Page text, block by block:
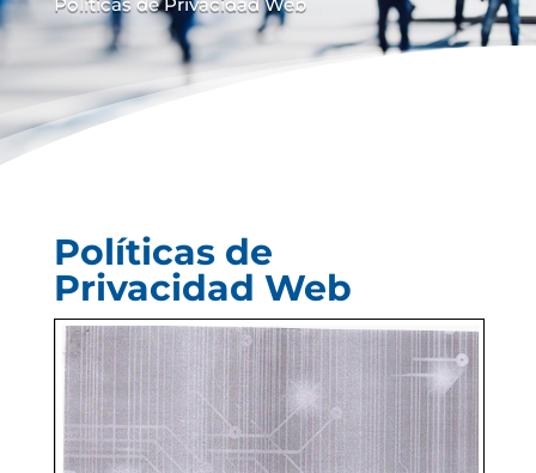
Políticas de
Privacidad Web